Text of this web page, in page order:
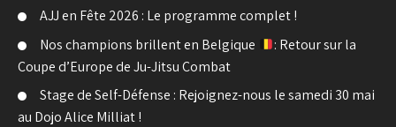
AJJ en Fête 2026 : Le programme complet !
Nos champions brillent en Belgique
: Retour sur la
Coupe d’Europe de Ju-Jitsu Combat
Stage de Self-Défense : Rejoignez-nous le samedi 30 mai
au Dojo Alice Milliat !